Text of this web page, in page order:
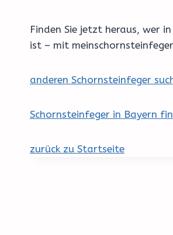
Finden Sie jetzt heraus, wer
ist – mit
anderen Schornsteinfeger
Schornsteinfeger in Bayern
zurück zu Startseite